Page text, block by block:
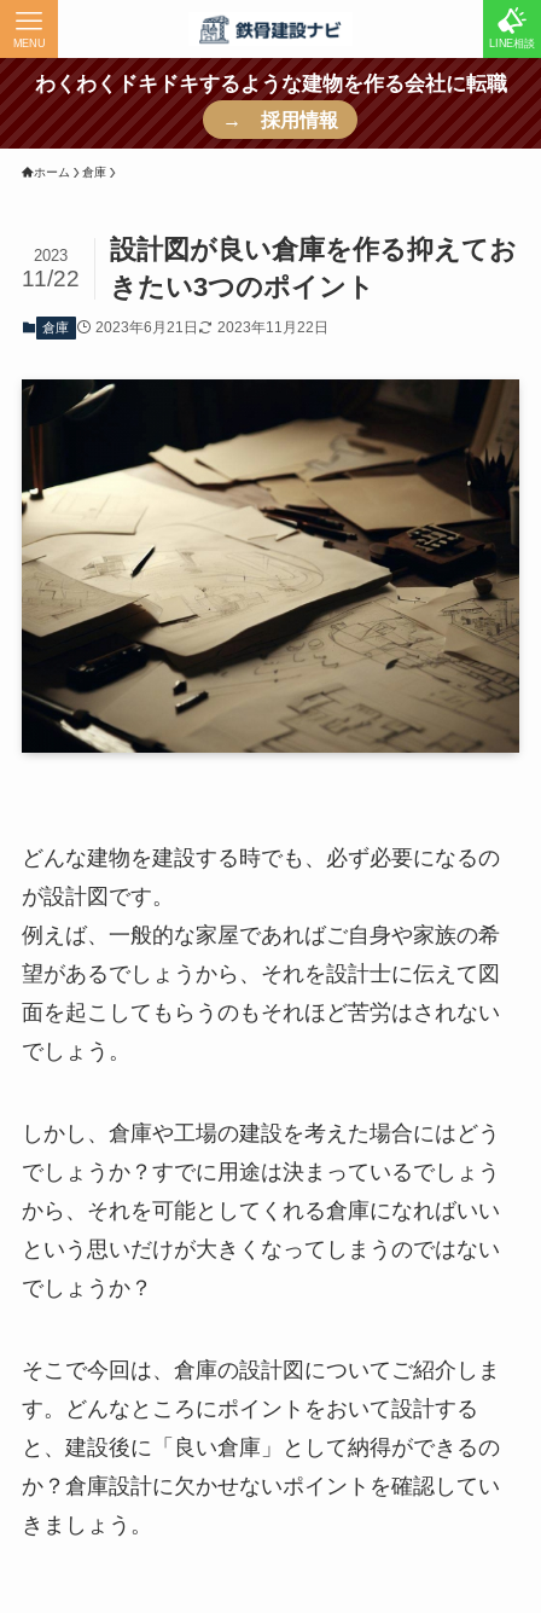
LINE相談
MENU
わくわくドキドキするような建物を作る会社に転職
→ 採用情報
ホーム 倉庫
設計図が良い倉庫を作る抑えてお
きたい3つのポイント
2023
11/22
倉庫 2023年6月21日 2023年11月22日
どんな建物を建設する時でも、必ず必要になるの
が設計図です。
例えば、一般的な家屋であればご自身や家族の希
望があるでしょうから、それを設計士に伝えて図
面を起こしてもらうのもそれほど苦労はされない
でしょう。
しかし、倉庫や工場の建設を考えた場合にはどう
でしょうか？すでに用途は決まっているでしょう
から、それを可能としてくれる倉庫になればいい
という思いだけが大きくなってしまうのではない
でしょうか？
そこで今回は、倉庫の設計図についてご紹介しま
す。どんなところにポイントをおいて設計する
と、建設後に「良い倉庫」として納得ができるの
か？倉庫設計に欠かせないポイントを確認してい
きましょう。